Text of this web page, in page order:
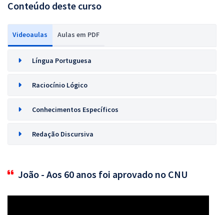
Conteúdo deste curso
Videoaulas Aulas em PDF
Língua Portuguesa
Raciocínio Lógico
Conhecimentos Específicos
Redação Discursiva
João - Aos 60 anos foi aprovado no CNU